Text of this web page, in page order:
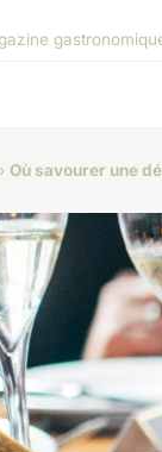
› Où savourer une